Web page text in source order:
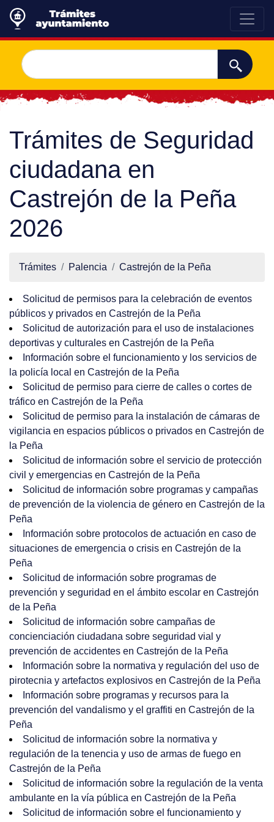
Trámites de Seguridad
ciudadana en
Castrejón de la Peña
2026
Trámites Palencia Castrejón de la Peña
Solicitud de permisos para la celebración de eventos
públicos y privados en Castrejón de la Peña
Solicitud de autorización para el uso de instalaciones
deportivas y culturales en Castrejón de la Peña
Información sobre el funcionamiento y los servicios de
la policía local en Castrejón de la Peña
Solicitud de permiso para cierre de calles o cortes de
tráfico en Castrejón de la Peña
Solicitud de permiso para la instalación de cámaras de
vigilancia en espacios públicos o privados en Castrejón de
la Peña
Solicitud de información sobre el servicio de protección
civil y emergencias en Castrejón de la Peña
Solicitud de información sobre programas y campañas
de prevención de la violencia de género en Castrejón de la
Peña
Información sobre protocolos de actuación en caso de
situaciones de emergencia o crisis en Castrejón de la
Peña
Solicitud de información sobre programas de
prevención y seguridad en el ámbito escolar en Castrejón
de la Peña
Solicitud de información sobre campañas de
concienciación ciudadana sobre seguridad vial y
prevención de accidentes en Castrejón de la Peña
Información sobre la normativa y regulación del uso de
pirotecnia y artefactos explosivos en Castrejón de la Peña
Información sobre programas y recursos para la
prevención del vandalismo y el graffiti en Castrejón de la
Peña
Solicitud de información sobre la normativa y
regulación de la tenencia y uso de armas de fuego en
Castrejón de la Peña
Solicitud de información sobre la regulación de la venta
ambulante en la vía pública en Castrejón de la Peña
Solicitud de información sobre el funcionamiento y